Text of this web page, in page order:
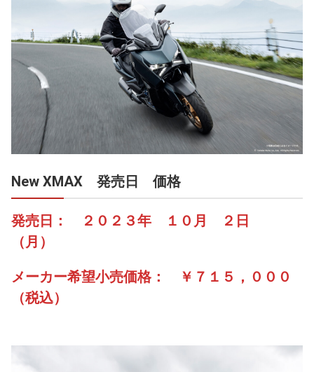
New XMAX 発売日 価格
発売日： ２０２３年 １０月 ２日
（月）
メーカー希望小売価格： ￥７１５，０００
（税込）